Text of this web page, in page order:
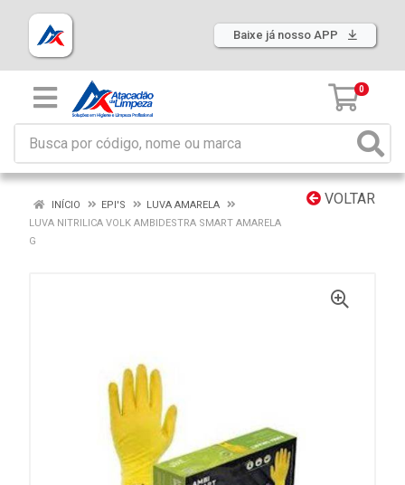
Baixe já nosso APP
0
VOLTAR
INÍCIO EPI'S
LUVA AMARELA
LUVA NITRILICA VOLK AMBIDESTRA SMART AMARELA
G